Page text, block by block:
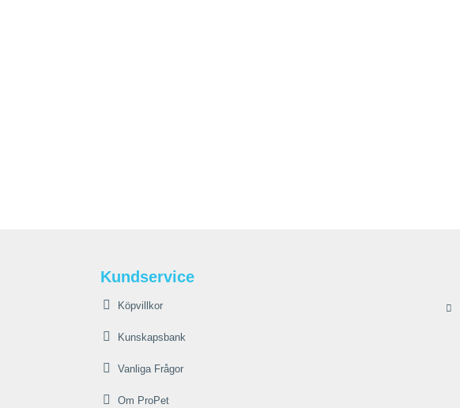
Kundservice
Köpvillkor
Kunskapsbank
Vanliga Frågor
Om ProPet